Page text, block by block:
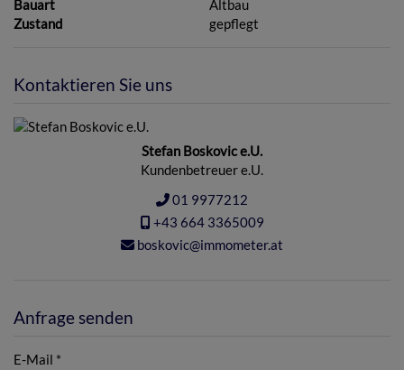
Bauart
Altbau
Zustand
gepflegt
Kontaktieren Sie uns
Stefan Boskovic e.U.
Kundenbetreuer e.U.
01 9977212
+43 664 3365009
boskovic@immometer.at
Anfrage senden
E-Mail